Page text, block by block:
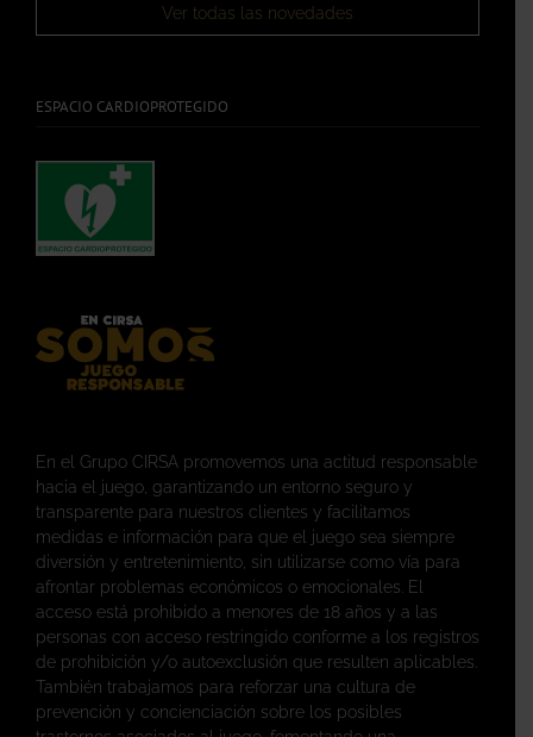
Ver todas las novedades
ESPACIO CARDIOPROTEGIDO
En el Grupo CIRSA promovemos una actitud responsable
hacia el juego, garantizando un entorno seguro y
transparente para nuestros clientes y facilitamos
medidas e información para que el juego sea siempre
diversión y entretenimiento, sin utilizarse como vía para
afrontar problemas económicos o emocionales. El
acceso está prohibido a menores de 18 años y a las
personas con acceso restringido conforme a los registros
de prohibición y/o autoexclusión que resulten aplicables.
También trabajamos para reforzar una cultura de
prevención y concienciación sobre los posibles